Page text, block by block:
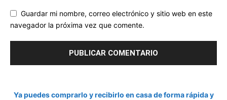
Guardar mi nombre, correo electrónico y sitio web en este
navegador la próxima vez que comente.
Ya puedes comprarlo y recibirlo en casa de forma rápida y